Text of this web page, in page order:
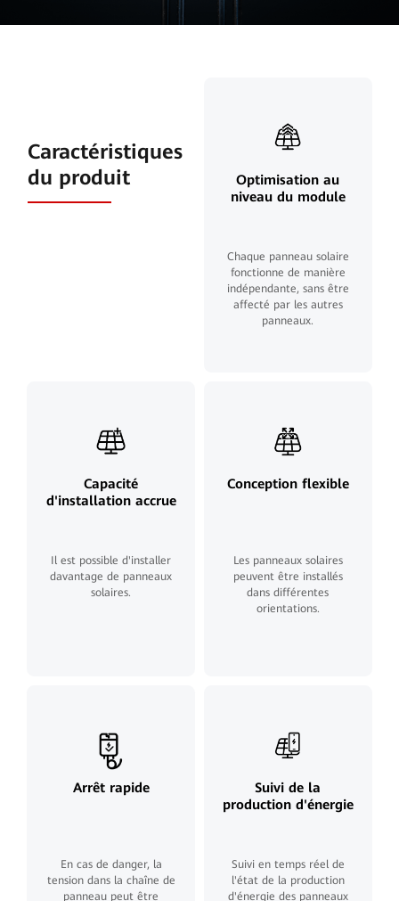
Caractéristiques
du produit
Optimisation au
niveau du module
Chaque panneau solaire
fonctionne de manière
indépendante, sans être
affecté par les autres
panneaux.
Capacité
d'installation accrue
Il est possible d'installer
davantage de panneaux
solaires.
Conception flexible
Les panneaux solaires
peuvent être installés
dans différentes
orientations.
Arrêt rapide
En cas de danger, la
tension dans la chaîne de
panneau peut être
Suivi de la
production d'énergie
Suivi en temps réel de
l'état de la production
d'énergie des panneaux